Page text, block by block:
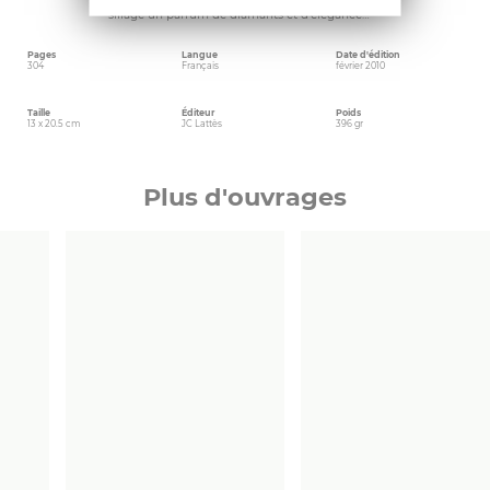
sillage un parfum de diamants et d’élégance…
Pages
304
Langue
Français
Date d'édition
février 2010
Taille
13 x 20.5 cm
Éditeur
JC Lattès
Poids
396 gr
Plus d'ouvrages